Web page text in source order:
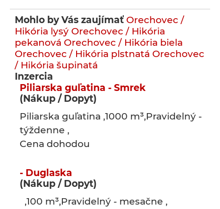
Mohlo by Vás zaujímať Orechovec /
Hikória lysý Orechovec / Hikória
pekanová Orechovec / Hikória biela
Orechovec / Hikória plstnatá Orechovec
/ Hikória šupinatá
Inzercia
Piliarska guľatina - Smrek
(Nákup / Dopyt)
Piliarska guľatina ,1000 m³,Pravidelný -
týždenne ,
Cena dohodou
- Duglaska
(Nákup / Dopyt)
,100 m³,Pravidelný - mesačne ,